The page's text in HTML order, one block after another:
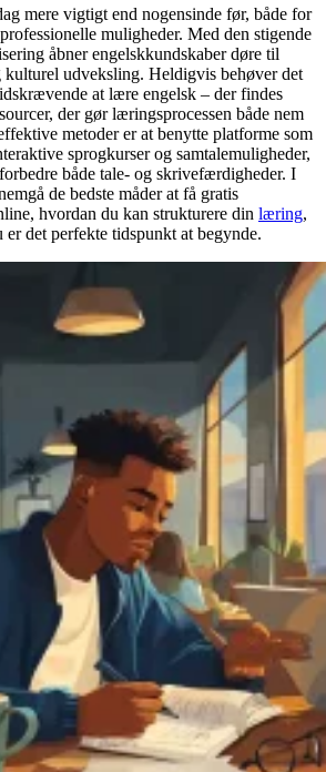
mere vigtigt end nogensinde før, både for
muligheder. Med den stigende
åbner engelskkundskaber døre til
kulturel udveksling. Heldigvis behøver det
at lære engelsk – der findes
der gør læringsprocessen både nem
metoder er at benytte platforme som
sprogkurser og samtalemuligheder,
både tale- og skrivefærdigheder. I
de bedste måder at få gratis
hvordan du kan strukturere din læring,
det perfekte tidspunkt at begynde.